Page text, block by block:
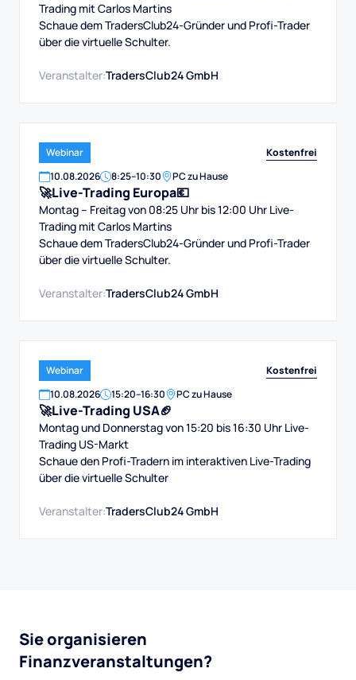
Trading mit Carlos Martins
Schaue dem TradersClub24-Gründer und Profi-Trader
über die virtuelle Schulter.
Veranstalter:TradersClub24 GmbH
Webinar
Kostenfrei
10.08.2026 8:25–10:30 PC zu Hause
🚀Live-Trading Europa💶
Montag – Freitag von 08:25 Uhr bis 12:00 Uhr Live-
Trading mit Carlos Martins
Schaue dem TradersClub24-Gründer und Profi-Trader
über die virtuelle Schulter.
Veranstalter:TradersClub24 GmbH
Webinar
Kostenfrei
10.08.2026 15:20–16:30 PC zu Hause
🚀Live-Trading USA🏈
Montag und Donnerstag von 15:20 bis 16:30 Uhr Live-
Trading US-Markt
Schaue den Profi-Tradern im interaktiven Live-Trading
über die virtuelle Schulter
Veranstalter:TradersClub24 GmbH
Sie organisieren
Finanzveranstaltungen?